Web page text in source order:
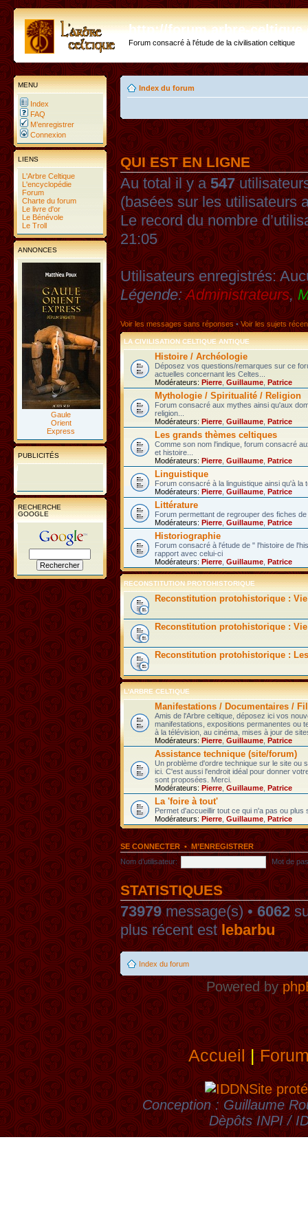
http://forum.arbre-
Forum consacré à l'étude de la civilisation celtique
MENU
Index
FAQ
M’enregistrer
Connexion
LIENS
L'Arbre Celtique
L'encyclopédie
Forum
Charte du forum
Le livre d'or
Le Bénévole
Le Troll
ANNONCES
Gaule
Orient
Express
PUBLICITÉS
RECHERCHE
GOOGLE
Index du forum
QUI EST EN LIGNE
Au total il y a547
(basées sur les utilisateurs
Le record du nombre
21:05
Utilisateurs enregistrés:
Légende:Administrateurs,
Voir les messages sans réponses•Voir les sujets
LA CIVILISATION CELTIQUE ANTIQUE
Histoire / Archéologie
Déposez vos questions/remarques sur ce
actuelles concernant les Celtes...
Modérateurs: Pierre Guillaume Patrice
Mythologie / Spiritualité / Religion
Forum consacré aux mythes ainsi qu'aux
religion...
Modérateurs: Pierre Guillaume Patrice
Les grands thèmes celtiques
Comme son nom l'indique, forum consacré
et histoire...
Modérateurs: Pierre Guillaume Patrice
Linguistique
Forum consacré à la linguistique ainsi qu'à la
Modérateurs: Pierre Guillaume Patrice
Littérature
Forum permettant de regrouper des fiches
Modérateurs: Pierre Guillaume Patrice
Historiographie
Forum consacré à l'étude de " l'histoire de
rapport avec celui-ci
Modérateurs: Pierre Guillaume Patrice
RECONSTITUTION PROTOHISTORIQUE
Reconstitution protohistorique :
Reconstitution protohistorique :
Reconstitution protohistorique :
L'ARBRE CELTIQUE
Manifestations / Documentaires /
Amis de l'Arbre celtique, déposez ici vos
manifestations, expositions permanentes ou
à la télévision, au cinéma, mises à jour de
Modérateurs: Pierre Guillaume Patrice
Assistance technique (site/forum)
Un problème d'ordre technique sur le site ou
ici. C'est aussi l'endroit idéal pour donner
sont proposées. Merci.
Modérateurs: Pierre Guillaume Patrice
La 'foire à tout'
Permet d'accueillir tout ce qui n'a pas ou
Modérateurs: Pierre Guillaume Patrice
SE CONNECTER•M’ENREGISTRER
Nom d’utilisateur:
Mot de
STATISTIQUES
73979message(s) •6062
plus récent estlebarbu
Index du forum
Powered by
Accueil|
Site
Conception : Guillaume
Dèpôts INPI /